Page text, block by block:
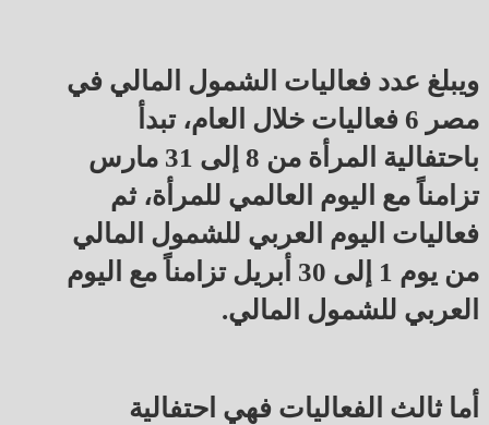
ويبلغ عدد فعاليات الشمول المالي في
مصر 6 فعاليات خلال العام، تبدأ
باحتفالية المرأة من 8 إلى 31 مارس
تزامناً مع اليوم العالمي للمرأة، ثم
فعاليات اليوم العربي للشمول المالي
من يوم 1 إلى 30 أبريل تزامناً مع اليوم
العربي للشمول المالي.
أما ثالث الفعاليات فهي احتفالية